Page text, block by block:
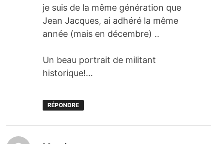
je suis de la même génération que
Jean Jacques, ai adhéré la même
année (mais en décembre) ..
Un beau portrait de militant
historique!…
RÉPONDRE